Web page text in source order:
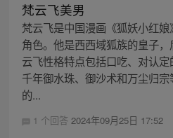
梵云飞美男
梵云飞是中国漫画《狐妖小红
角色。他是西西域狐族的皇子
云飞性格特点包括口吃、对认
千年御水珠、御沙术和万尘归
的...
1 个回答 2024年09月25日 17:52